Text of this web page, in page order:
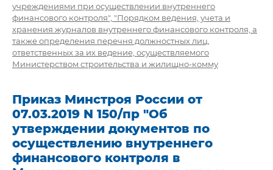
учреждениями при осуществлении внутреннего
финансового контроля", "Порядком ведения, учета и
хранения журналов внутреннего финансового контроля, а
также определения перечня должностных лиц,
ответственных за их ведение, осуществляемого
Министерством строительства и жилищно-комму
Приказ Минстроя России от
07.03.2019 N 150/пр "Об
утверждении документов по
осуществлению внутреннего
финансового контроля в